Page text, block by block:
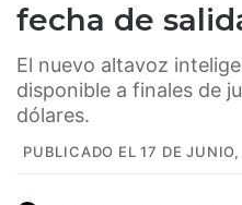
fecha de
El nuevo altavoz
disponible a finales de
dólares.
PUBLICADO EL 17 DE